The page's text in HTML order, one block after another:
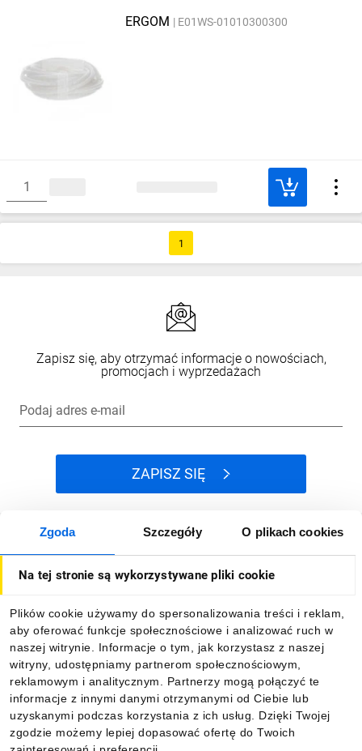
Zgoda Szczegóły O plikach cookies
Na tej stronie są wykorzystywane pliki cookie
Plików cookie używamy do spersonalizowania treści i reklam,
aby oferować funkcje społecznościowe i analizować ruch w
naszej witrynie. Informacje o tym, jak korzystasz z naszej
witryny, udostępniamy partnerom społecznościowym,
reklamowym i analitycznym. Partnerzy mogą połączyć te
informacje z innymi danymi otrzymanymi od Ciebie lub
uzyskanymi podczas korzystania z ich usług. Dzięki Twojej
zgodzie możemy lepiej dopasować ofertę do Twoich
ERGOM E01WS-01010300300
1
Zapisz się, aby otrzymać informacje o nowościach,
promocjach i wyprzedażach
Podaj adres e-mail
ZAPISZ SIĘ
Dla kupujących
Informacje